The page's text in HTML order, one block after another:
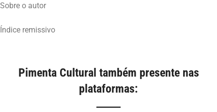
Sobre o autor
Pimenta Cultural também presente nas
plataformas: